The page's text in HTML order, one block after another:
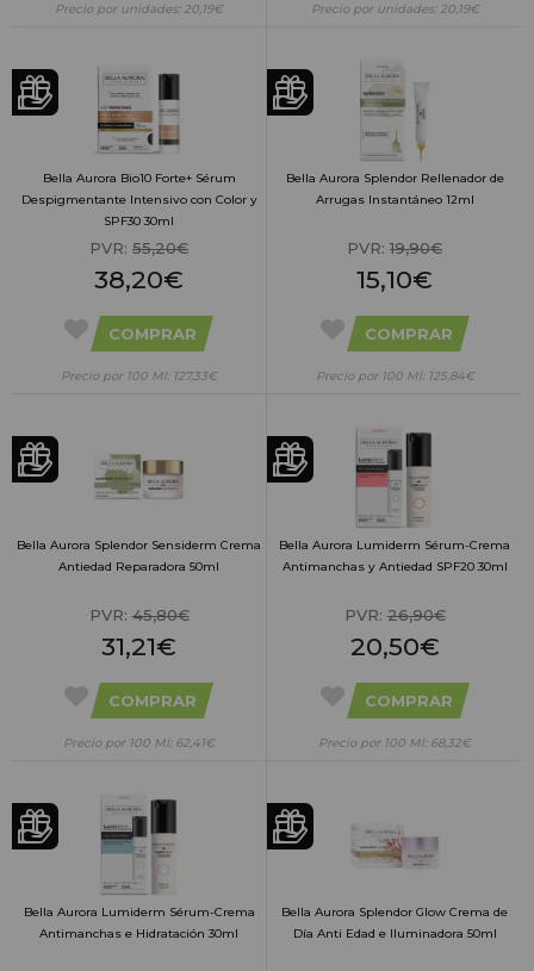
Precio por unidades: 20,19€ Precio por unidades: 20,19€
Bella Aurora Bio10 Forte+ Sérum
Despigmentante Intensivo con Color y
SPF30 30ml
PVR: 55,20€
38,20€
COMPRAR
Precio por 100 Ml: 127,33€
Bella Aurora Splendor Rellenador de
Arrugas Instantáneo 12ml
PVR: 19,90€
15,10€
COMPRAR
Precio por 100 Ml: 125,84€
Bella Aurora Splendor Sensiderm Crema
Antiedad Reparadora 50ml
PVR:45,80€
31,21€
COMPRAR
Precio por 100 Ml: 62,41€
Bella Aurora Lumiderm Sérum-Crema
Antimanchas y Antiedad SPF20 30ml
PVR:26,90€
20,50€
COMPRAR
Precio por 100 Ml: 68,32€
Bella Aurora Lumiderm Sérum-Crema
Antimanchas e Hidratación 30ml
Bella Aurora Splendor Glow Crema de
Día Anti Edad e Iluminadora 50ml